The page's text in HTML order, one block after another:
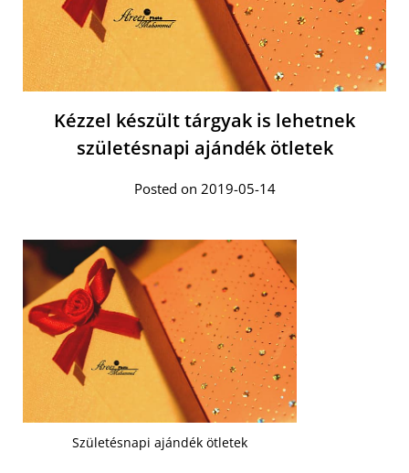
Kézzel készült tárgyak is lehetnek
születésnapi ajándék ötletek
Posted on 2019-05-14
Születésnapi ajándék ötletek